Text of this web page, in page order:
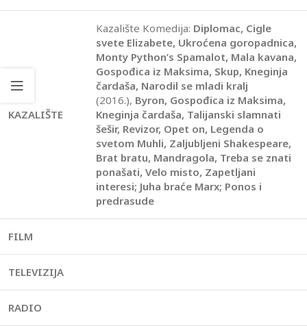
KAZALIŠTE
Kazalište Komedija: Diplomac, Cigle
svete Elizabete, Ukroćena goropadnica,
Monty Python’s Spamalot, Mala kavana,
Gospođica iz Maksima, Skup, Kneginja
čardaša, Narodil se mladi kralj
(2016.), Byron, Gospođica iz Maksima,
Kneginja čardaša, Talijanski slamnati
šešir, Revizor, Opet on, Legenda o
svetom Muhli, Zaljubljeni Shakespeare,
Brat bratu, Mandragola, Treba se znati
ponašati, Velo misto, Zapetljani
interesi; Juha braće Marx; Ponos i
predrasude
FILM
TELEVIZIJA
RADIO